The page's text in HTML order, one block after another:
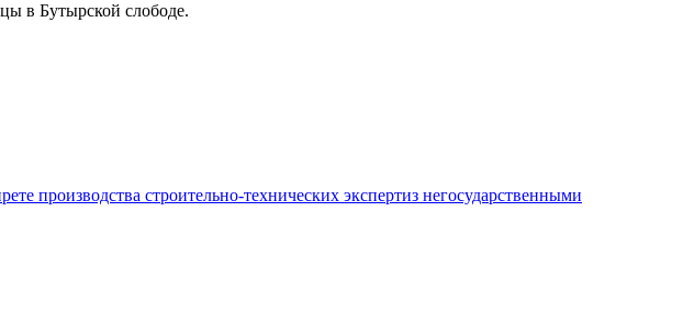
в Бутырской слободе.
производства строительно-технических экспертиз негосударственными